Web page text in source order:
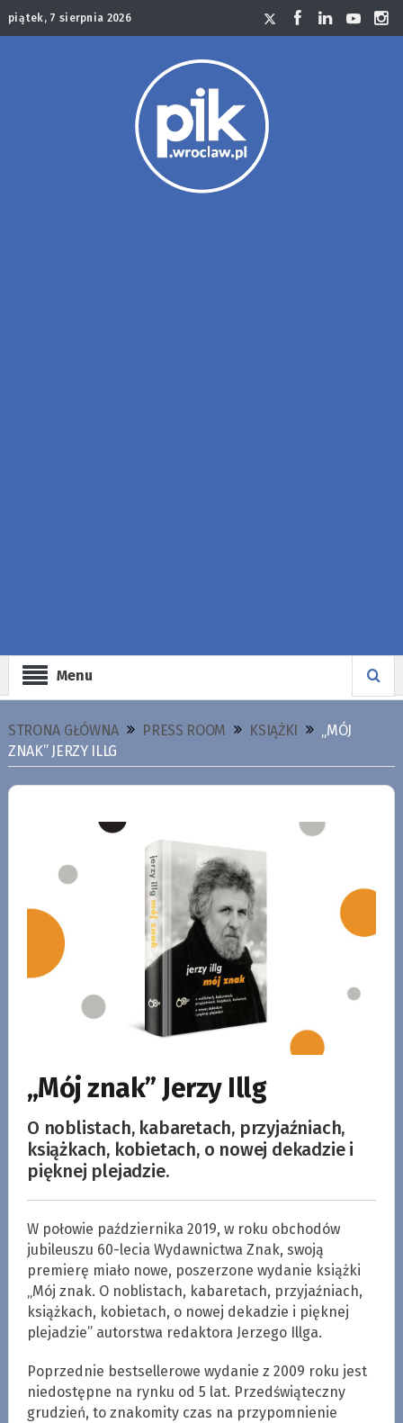
piątek, 7 sierpnia 2026
Menu
STRONA GŁÓWNA PRESS ROOM KSIĄŻKI
„MÓJ
ZNAK” JERZY ILLG
„Mój znak” Jerzy Illg
O noblistach, kabaretach, przyjaźniach,
książkach, kobietach, o nowej dekadzie i
pięknej plejadzie.
W połowie października 2019, w roku obchodów
jubileuszu 60-lecia Wydawnictwa Znak, swoją
premierę miało nowe, poszerzone wydanie książki
„Mój znak. O noblistach, kabaretach, przyjaźniach,
książkach, kobietach, o nowej dekadzie i pięknej
plejadzie” autorstwa redaktora Jerzego Illga.
Poprzednie bestsellerowe wydanie z 2009 roku jest
niedostępne na rynku od 5 lat. Przedświąteczny
grudzień, to znakomity czas na przypomnienie